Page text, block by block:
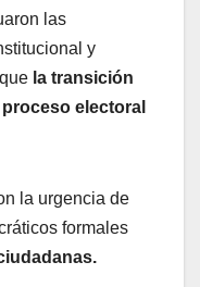
las
y
la transición
electoral
la urgencia de
formales